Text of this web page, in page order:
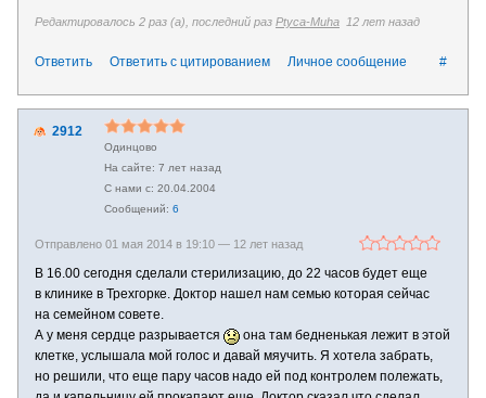
Редактировалось 2 раз (а), последний раз Ptyca-Muha 12 лет назад
#
Ответить Ответить с цитированием Личное сообщение
2912
Одинцово
7 лет назад
20.04.2004
6
Отправлено 01 мая 2014 в 19:10 — 12 лет назад
В 16.00 сегодня сделали стерилизацию, до 22 часов будет еще
в клинике в Трехгорке. Доктор нашел нам семью которая сейчас
на семейном совете.
А у меня сердце разрывается
она там бедненькая лежит в этой
клетке, услышала мой голос и давай мяучить. Я хотела забрать,
но решили, что еще пару часов надо ей под контролем полежать,